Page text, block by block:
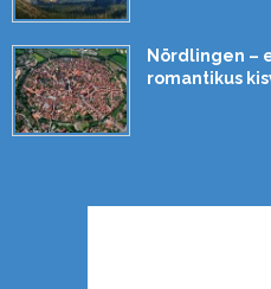
Nördlingen –
romantikus